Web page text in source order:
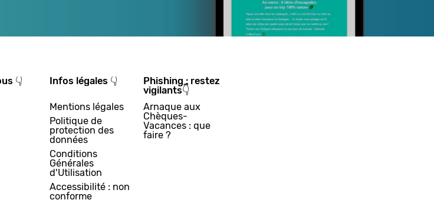
👇 Infos légales 👇
Mentions légales
Politique de
protection des
données
Conditions
Générales
d'Utilisation
Accessibilité : non
conforme
Phishing : restez
vigilants👇
Arnaque aux
Chèques-
Vacances : que
faire ?